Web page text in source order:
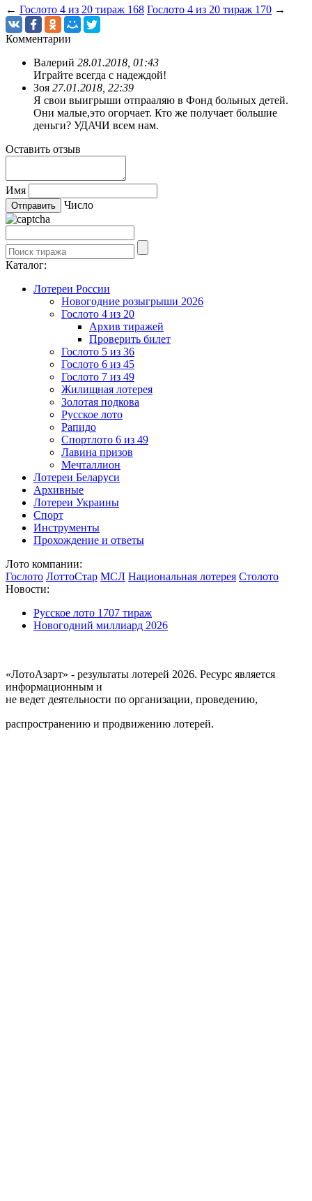
← Гослото 4 из 20 тираж 168 Гослото 4 из 20 тираж 170 →
Комментарии
Валерий 28.01.2018, 01:43
Играйте всегда с надеждой!
Зоя 27.01.2018, 22:39
Я свои выигрыши отпрааляю в Фонд больных детей.
Они малые,это огорчает. Кто же получает большие
деньги? УДАЧИ всем нам.
Оставить отзыв
Имя
Число
Каталог:
Лотереи России
Новогодние розыгрыши 2026
Гослото 4 из 20
Архив тиражей
Проверить билет
Гослото 5 из 36
Гослото 6 из 45
Гослото 7 из 49
Жилищная лотерея
Золотая подкова
Русское лото
Рапидо
Спортлото 6 из 49
Лавина призов
Мечталлион
Лотереи Беларуси
Архивные
Лотереи Украины
Спорт
Инструменты
Прохождение и ответы
Лото компании:
Гослото ЛоттоСтар МСЛ Национальная лотерея Столото
Новости:
Русское лото 1707 тираж
Новогодний миллиард 2026
«ЛотоАзарт» - результаты лотерей 2026. Ресурс является
информационным и
не ведет деятельности по организации, проведению,
распространению и продвижению лотерей.